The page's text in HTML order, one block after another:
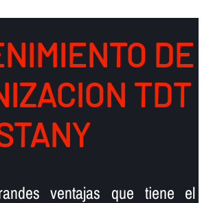
DE
TDT
ventajas que tiene el